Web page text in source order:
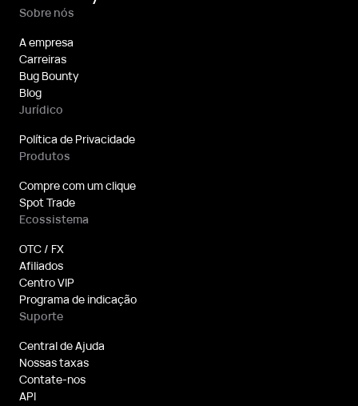
Sobre nós
A empresa
Carreiras
Bug Bounty
Blog
Jurídico
Política de Privacidade
Produtos
Compre com um clique
Spot Trade
Ecossistema
OTC / FX
Afiliados
Centro VIP
Programa de indicação
Suporte
Central de Ajuda
Nossas taxas
Contate-nos
API